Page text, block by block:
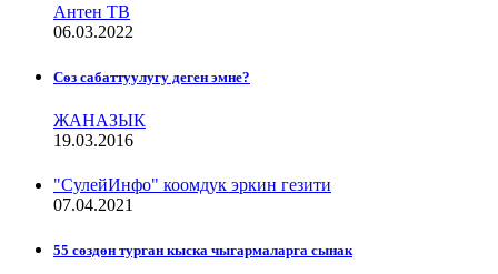
Антен ТВ
06.03.2022
Сѳз сабаттуулугу деген эмне?
ЖАНАЗЫК
19.03.2016
"СулейИнфо" коомдук эркин гезити
07.04.2021
55 сөздөн турган кыска чыгармаларга сынак